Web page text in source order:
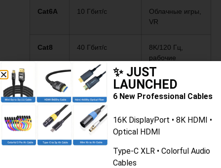
Cat6A 10 Гбит/с
Облачные игры,
VR
Cat8 40 Гбит/с
8K/120 Гц,
рабочие
нагрузки ИИ
Окупаемость инвестиций в
кабельные системы
премиум-класса
✨ JUST
LAUNCHED
6 New Professional Cables
16K DisplayPort • 8K HDMI •
Optical HDMI
Type-C XLR • Colorful Audio
Cables